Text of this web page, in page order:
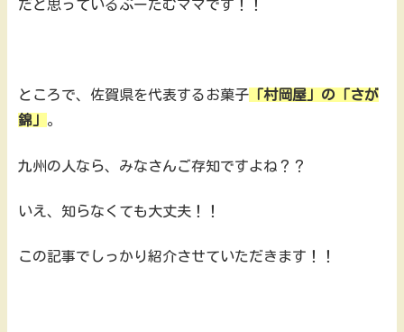
だと思っているぷーたむママです！！
ところで、佐賀県を代表するお菓子 「村岡屋」の「さが
錦」 。
九州の人なら、みなさんご存知ですよね？？
いえ、知らなくても大丈夫！！
この記事でしっかり紹介させていただきます！！